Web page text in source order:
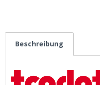
Beschreibung